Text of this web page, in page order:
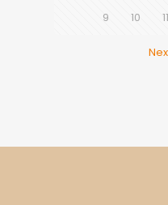
9
10 11